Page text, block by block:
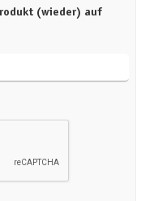
(wieder) auf